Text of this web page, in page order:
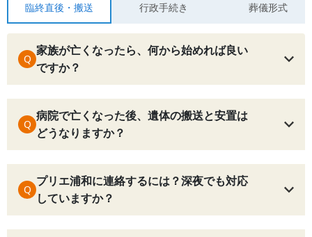
臨終直後・搬送 行政手続き 葬儀形式
Q
家族が亡くなったら、何から始めれば良い
ですか？
Q
病院で亡くなった後、遺体の搬送と安置は
どうなりますか？
Q
プリエ浦和に連絡するには？深夜でも対応
していますか？